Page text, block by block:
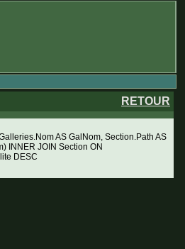
RETOUR
AS GalNom, Section.Path AS
INNER JOIN Section ON
DESC